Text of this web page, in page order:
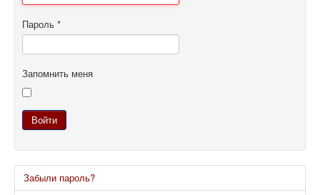
Пароль *
Запомнить меня
Войти
Забыли пароль?